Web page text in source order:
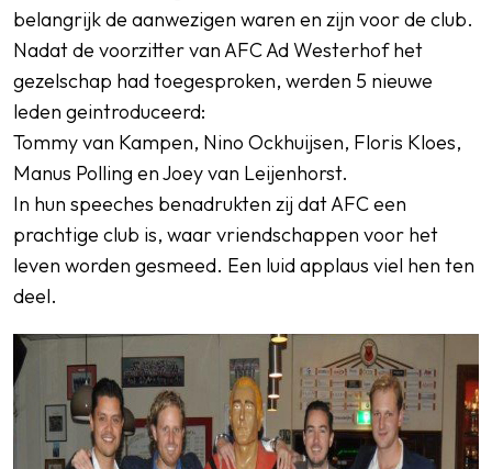
belangrijk de aanwezigen waren en zijn voor de club.
Nadat de voorzitter van AFC Ad Westerhof het
gezelschap had toegesproken, werden 5 nieuwe
leden geintroduceerd:
Tommy van Kampen, Nino Ockhuijsen, Floris Kloes,
Manus Polling en Joey van Leijenhorst.
In hun speeches benadrukten zij dat AFC een
prachtige club is, waar vriendschappen voor het
leven worden gesmeed. Een luid applaus viel hen ten
deel.